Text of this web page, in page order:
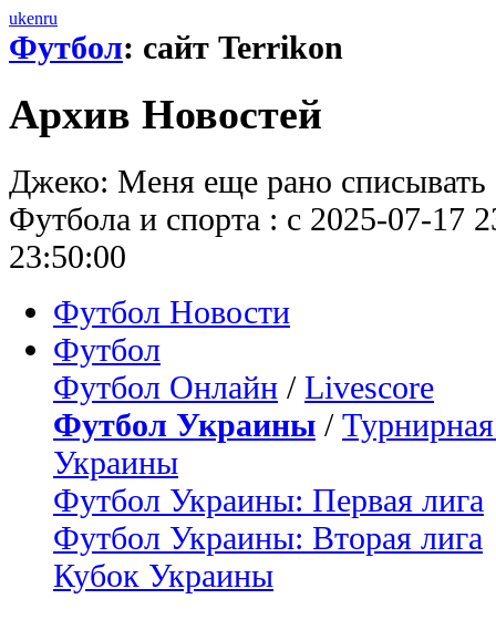
ukenru
Футбол: сайт Terrikon
Архив Новостей
Джеко: Меня еще рано
Футбола и спорта : с 2025-07-17
23:50:00
Футбол Новости
Футбол
Футбол Онлайн / Livescore
Футбол Украины /
Украины
Футбол Украины: Первая лига
Футбол Украины: Вторая лига
Кубок Украины